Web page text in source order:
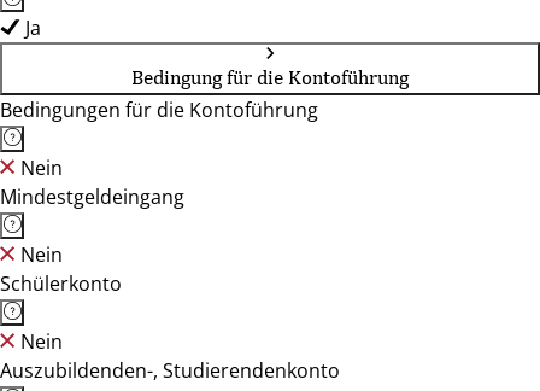
Ja
Bedingung für die Kontoführung
Bedingungen für die Kontoführung
Nein
Mindestgeldeingang
Nein
Schülerkonto
Nein
Auszubildenden-, Studierendenkonto